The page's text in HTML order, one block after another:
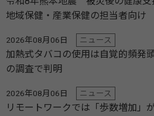
地域保健・産業保健の担当者向け
2026年08月06日 ニュース
加熱式タバコの使用は自覚的頻
の調査で判明
2026年08月06日 ニュース
リモートワークでは「歩数増加」